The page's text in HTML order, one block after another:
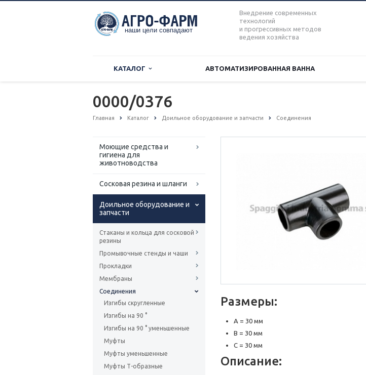
Внедрение современных
технологий
и прогрессивных методов
ведения хозяйства
КАТАЛОГ АВТОМАТИЗИРОВАННАЯ ВАННА
0000/0376
Главная Каталог Доильное оборудование и запчасти Соединения
Моющие средства и
гигиена для
животноводства
Сосковая резина и шланги
Доильное оборудование и
запчасти
Стаканы и кольца для сосковой
резины
Промывочные стенды и чаши
Прокладки
Мембраны
Соединения
Изгибы скругленные
Изгибы на 90 °
Изгибы на 90 ° уменьшенные
Муфты
Муфты уменьшенные
Муфты Т-образные
Размеры:
A = 30 мм
B = 30 мм
C = 30 мм
Описание: